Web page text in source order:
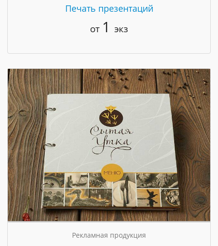
Печать презентаций
от 1 экз
Рекламная продукция